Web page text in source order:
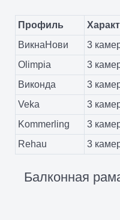
Профиль
ВикнаНови
3
Olimpia
3
Виконда
3
Veka
3
Kommerling
3
Rehau
3
Балконная